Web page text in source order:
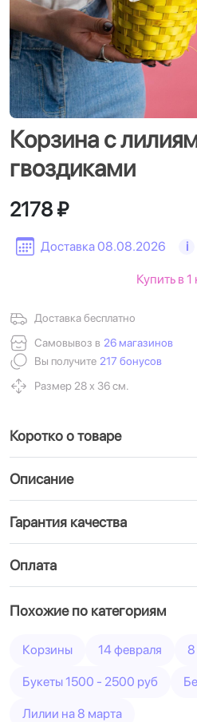
Корзина с
гвоздиками
Доставка 08.08.2026 i
2178 ₽
Доставка бесплатно
Самовывоз в 26 магазинов
Вы получите 217 бонусов
Размер 28 х 36 см.
Купить в 1
Коротко о товаре
Описание
Гарантия качества
Оплата
Похожие по категориям
Корзины 14 февраля 8
Букеты 1500 - 2500 руб
Лилии на 8 марта